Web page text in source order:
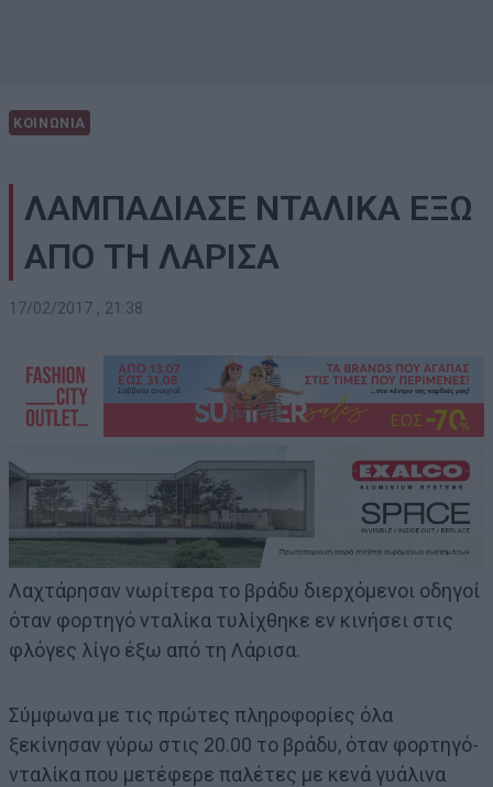
ΚΟΙΝΩΝΙΑ
ΛΑΜΠΑΔΙΑΣΕ ΝΤΑΛΙΚΑ ΕΞΩ
ΑΠΟ ΤΗ ΛΑΡΙΣΑ
17/02/2017 , 21:38
Λαχτάρησαν νωρίτερα το βράδυ διερχόμενοι οδηγοί
όταν φορτηγό νταλίκα τυλίχθηκε εν κινήσει στις
φλόγες λίγο έξω από τη Λάρισα.
Σύμφωνα με τις πρώτες πληροφορίες όλα
ξεκίνησαν γύρω στις 20.00 το βράδυ, όταν φορτηγό-
νταλίκα που μετέφερε παλέτες με κενά γυάλινα